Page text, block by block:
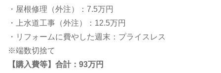
・屋根修理（外注）：7.5万円
・上水道工事（外注）：12.5万円
・リフォームに費やした週末：プライスレス
※端数切捨て
【購入費等】合計：93万円